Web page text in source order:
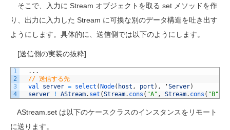
そこで、入力に Stream オブジェクトを取る set メソッドを作
り、出力に入力した Stream に可換な別のデータ構造を吐き出す
ようにします。具体的に、送信側では以下のようにします。
[送信側の実装の抜粋]
1
2
3
4
. . .
// 送信する先
val server = select ( Node( host , port ) , 'Server)
server
! AStream. set (Stream. cons ( "A" , Stream. cons ( "B"
AStream.set は以下のケースクラスのインスタンスをリモート
に送ります。